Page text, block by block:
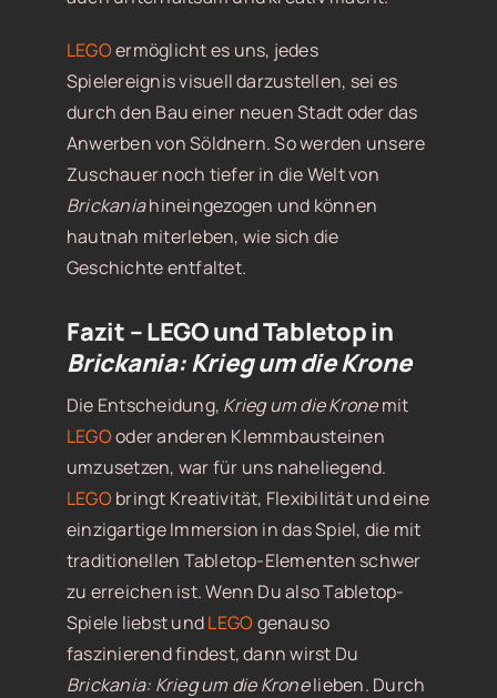
LEGOermöglicht es uns, jedes
Spielereignis visuell darzustellen, sei es
durch den Bau einer neuen Stadt oder das
Anwerben von Söldnern. So werden unsere
Zuschauer noch tiefer in die Welt von
Brickaniahineingezogen und können
hautnah miterleben, wie sich die
Geschichte entfaltet.
Fazit – LEGO und Tabletop in
Brickania: Krieg um die Krone
Die Entscheidung, Krieg um die Kronemit
LEGOoder anderen Klemmbausteinen
umzusetzen, war für uns naheliegend.
LEGO bringt Kreativität, Flexibilität und eine
einzigartige Immersion in das Spiel, die mit
traditionellen Tabletop-Elementen schwer
zu erreichen ist. Wenn Du also Tabletop-
Spiele liebst undLEGO genauso
faszinierend findest, dann wirst Du
Brickania: Krieg um die Kronelieben. Durch